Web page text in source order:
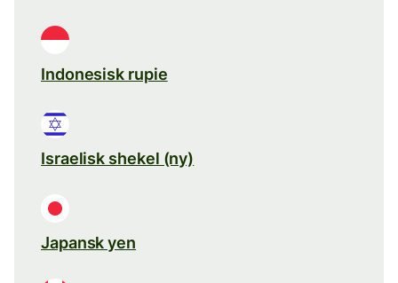
Indonesisk rupie
Israelisk shekel (ny)
Japansk yen